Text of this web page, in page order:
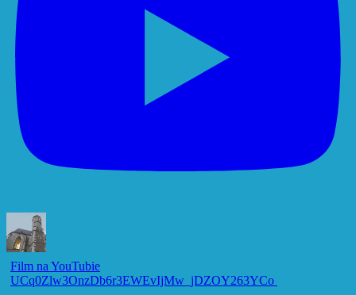
Film na YouTubie
UCq0Zlw3OnzDb6r3EWEvIjMw_jDZOY263YCo